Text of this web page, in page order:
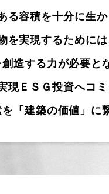
容積を十分に生か
を実現するためには
造する力が必要と
ＥＳＧ投資へコミ
「建築の価値」に